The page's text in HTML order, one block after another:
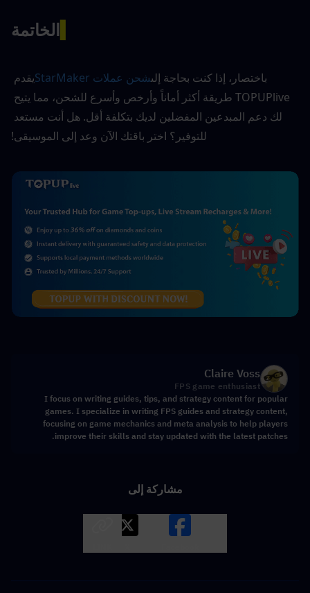
الخاتمة
باختصار، إذا كنت بحاجة إلىشحن عملات StarMaker
للتوفير؟ اختر باقتك الآن وعد إلى الموسيقى!
Claire Voss
FPS game enthusiast
I focus on writing guides, tips, and strategy content for popular
games. I specialize in writing FPS guides and strategy content,
focusing on game mechanics and meta analysis to help players
improve their skills and stay updated with the latest patches.
مشاركة إلى